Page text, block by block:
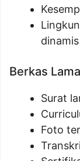
dinamis
Berkas
Surat
Foto